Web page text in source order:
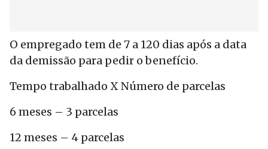
O empregado tem de 7 a 120 dias após a data
da demissão para pedir o benefício.
Tempo trabalhado X Número de parcelas
6 meses – 3 parcelas
12 meses – 4 parcelas